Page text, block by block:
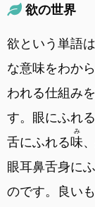
欲の世界
欲という単語
な意味をわか
われる仕組み
す。眼にふれる
舌にふれる味
み
眼耳鼻舌身に
のです。良い